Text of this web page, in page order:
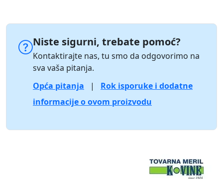
Niste sigurni, trebate pomoć?
Kontaktirajte nas, tu smo da odgovorimo na
sva vaša pitanja.
Opća pitanja
|
Rok isporuke i dodatne
informacije o ovom proizvodu